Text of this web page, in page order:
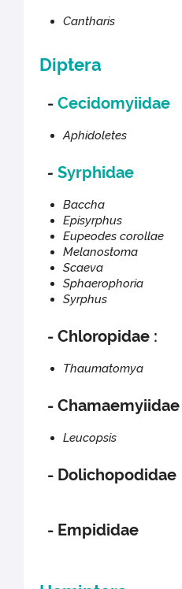
Cantharis
Diptera
-Cecidomyiidae
Aphidoletes
-Syrphidae
Baccha
Episyrphus
Eupeodes corollae
Melanostoma
Scaeva
Sphaerophoria
Syrphus
- Chloropidae :
Thaumatomya
- Chamaemyiidae
Leucopsis
- Dolichopodidae
- Empididae